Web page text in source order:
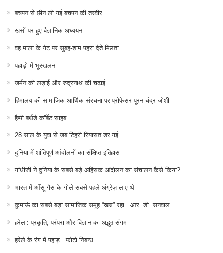
बचपन से छीन ली गई बचपन की तस्वीर
खसों पर हुए वैज्ञानिक अध्ययन
वह माला के गेट पर सुबह-शाम पहरा देते मिलता
पहाड़ो में भूस्खलन
जर्मन की लड़ाई और रुद्रनाथ की चढाई
हिमालय की सामाजिक-आर्थिक संरचना पर प्रोफेसर पूरन चंद्र जोशी
हैप्पी बर्थडे कॉर्बेट साहब
28 साल के युवा से जब टिहरी रियासत डर गई
दुनिया में शांतिपूर्ण आंदोलनों का संक्षिप्त इतिहास
गांधीजी ने दुनिया के सबसे बड़े अहिंसक आंदोलन का संचालन कैसे किया?
भारत में आँसू गैस के गोले सबसे पहले अंग्रेज़ लाए थे
कुमाऊं का सबसे बड़ा सामाजिक समूह “खस” रहा : आर. डी. सनवाल
हरेला: प्रकृति, परंपरा और विज्ञान का अद्भुत संगम
हरेले के रंग में पहाड़ : फोटो निबन्ध